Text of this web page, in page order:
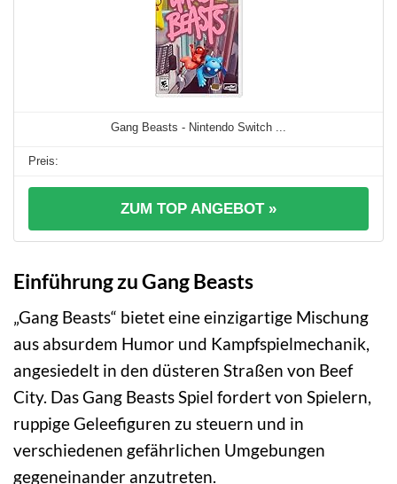
Gang Beasts - Nintendo Switch ...
ZUM TOP ANGEBOT »
Einführung zu Gang Beasts
„Gang Beasts“ bietet eine einzigartige Mischung
aus absurdem Humor und Kampfspielmechanik,
angesiedelt in den düsteren Straßen von Beef
City. Das Gang Beasts Spiel fordert von Spielern,
ruppige Geleefiguren zu steuern und in
verschiedenen gefährlichen Umgebungen
gegeneinander anzutreten.